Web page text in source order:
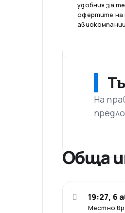
удобния за
офертите на
На
Обща
Местно
19:27, 6